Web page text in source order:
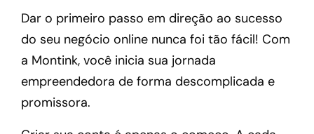
Dar o primeiro passo em direção ao sucesso
do seu negócio online nunca foi tão fácil! Com
a Montink, você inicia sua jornada
empreendedora de forma descomplicada e
promissora.